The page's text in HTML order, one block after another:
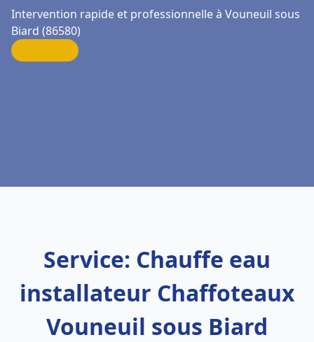
Intervention rapide et professionnelle à Vouneuil sous
Biard (86580)
Service: Chauffe eau
installateur Chaffoteaux
Vouneuil sous Biard